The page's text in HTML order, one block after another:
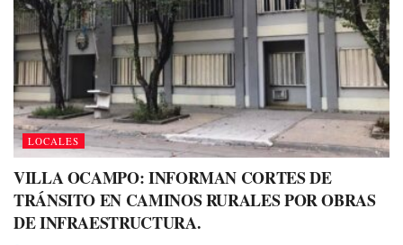
LOCALES
VILLA OCAMPO: INFORMAN CORTES DE
TRÁNSITO EN CAMINOS RURALES POR OBRAS
DE INFRAESTRUCTURA.